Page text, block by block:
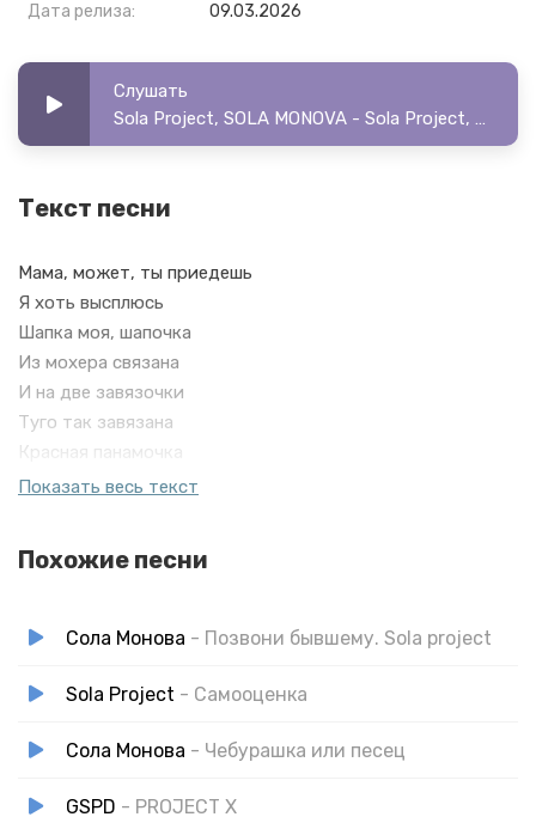
Дата релиза:
09.03.2026
Слушать
Sola Project, SOLA MONOVA - Sola Project, SOLA MONOVA - Мамина Шапка
Текст песни
Мама, может, ты приедешь
Я хоть высплюсь
Шапка моя, шапочка
Из мохера связана
И на две завязочки
Туго так завязана
Красная панамочка
И слегка колючая,
Показать весь текст
Похожие песни
Сола Монова - Позвони бывшему. Sola project
Sola Project - Самооценка
Сола Монова - Чебурашка или песец
GSPD - PROJECT X